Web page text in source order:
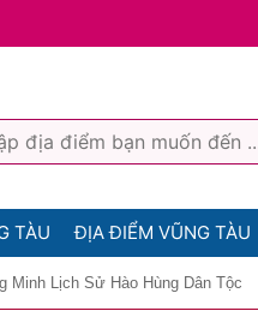
TÀU ĐỊA ĐIỂM VŨNG TÀU
Minh Lịch Sử Hào Hùng Dân Tộc